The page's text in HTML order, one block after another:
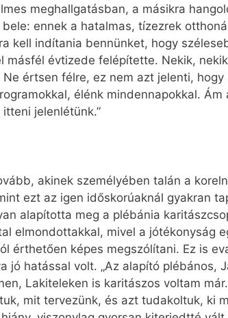
meghallgatásban, a másikra
ennek a hatalmas, tízezrek
kell indítania bennünket, hogy
másfél évtizede felépítette. Nekik,
értsen félre, ez nem azt jelenti, hogy
élénk mindennapokkal. Ám
jelenlétünk.”
akinek személyében talán a
ezt az igen időskorúaknál gyakran
alapította meg a plébánia
elmondottakkal, mivel a jótékonyság
érthetően képes megszólítani. Ez is
hatással volt. „Az alapító plébános,
Lakiteleken is karitászos voltam
mit tervezünk, és azt tudakoltuk, ki